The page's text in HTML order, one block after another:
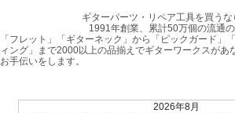
ギターパーツ・リペア工具を買うな
1991年創業、累計50万個の流通の
「フレット」「ギターネック」から「ピックガード」
ィング」まで2000以上の品揃えでギターワークスがあ
お手伝いをします。
2026年8月